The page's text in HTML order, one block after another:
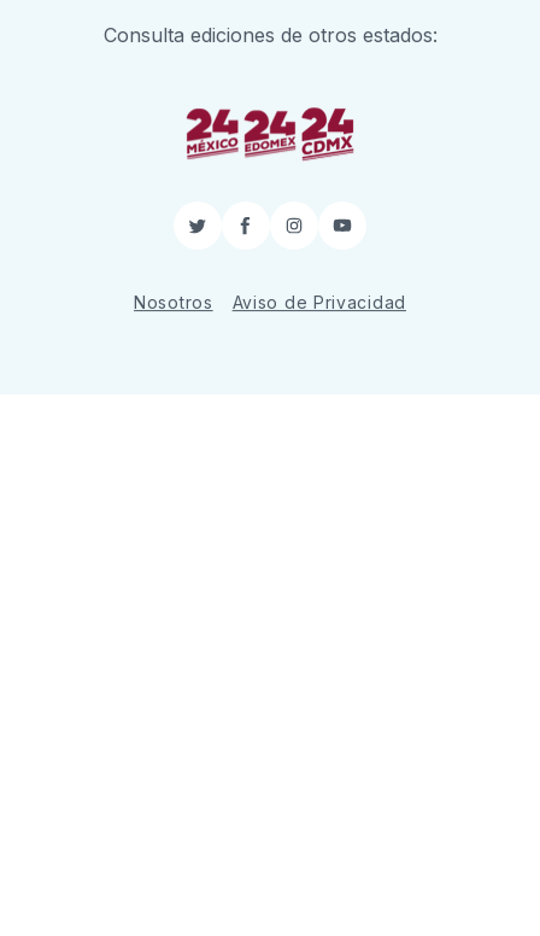
Consulta ediciones de otros estados:
TwitterFacebook
InstagramYouTube
Nosotros Aviso de Privacidad